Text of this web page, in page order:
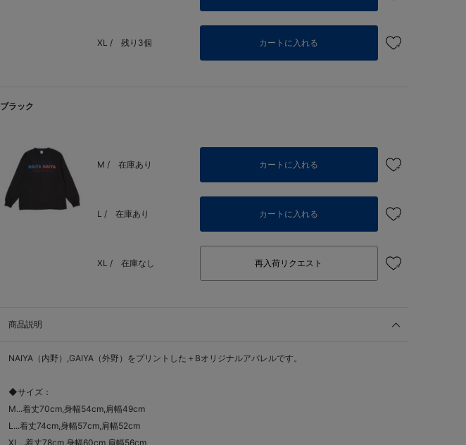
XL / 残り3個 カートに入れる
ブラック
M / 在庫あり カートに入れる
L / 在庫あり カートに入れる
XL / 在庫なし 再入荷リクエスト
商品説明
NAIYA（内野）,GAIYA（外野）をプリントした＋Bオリジナルアパレルです。
◆サイズ：
M...着丈70cm,身幅54cm,肩幅49cm
L...着丈74cm,身幅57cm,肩幅52cm
XL...着丈78cm,身幅60cm,肩幅56cm